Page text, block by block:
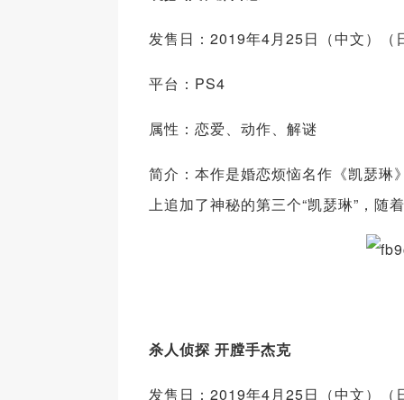
发售日：2019年4月25日（中文）（
平台：PS4
属性：恋爱、动作、解谜
简介：本作是婚恋烦恼名作《凯瑟琳
上追加了神秘的第三个“凯瑟琳”，随
杀人侦探 开膛手杰克
发售日：2019年4月25日（中文）（